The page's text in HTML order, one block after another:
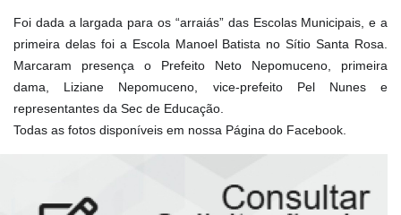
Foi dada a largada para os “arraiás” das Escolas Municipais, e a
primeira delas foi a Escola Manoel Batista no Sítio Santa Rosa.
Marcaram presença o Prefeito Neto Nepomuceno, primeira
dama, Liziane Nepomuceno, vice-prefeito Pel Nunes e
representantes da Sec de Educação.
Todas as fotos disponíveis em nossa Página do Facebook.